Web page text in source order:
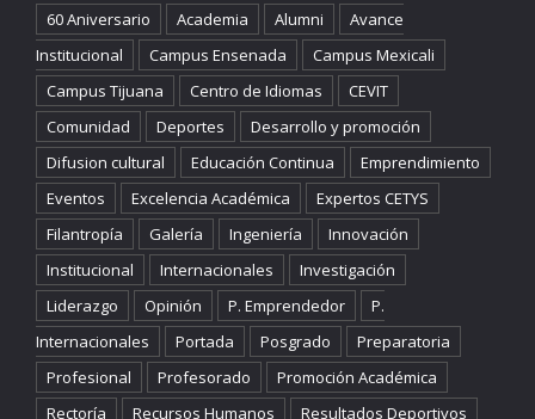
60 Aniversario Academia Alumni
Avance
Institucional
Campus Ensenada
Campus Mexicali
Campus Tijuana
Centro de Idiomas
CEVIT
Comunidad
Deportes
Desarrollo y promoción
Difusion cultural
Educación Continua
Emprendimiento
Eventos
Excelencia Académica
Expertos CETYS
Filantropía
Galería Ingeniería
Innovación
Institucional
Internacionales
Investigación
Liderazgo
Opinión P. Emprendedor
P.
Internacionales
Portada Posgrado
Preparatoria
Profesional
Profesorado
Promoción Académica
Rectoría
Recursos Humanos Resultados Deportivos